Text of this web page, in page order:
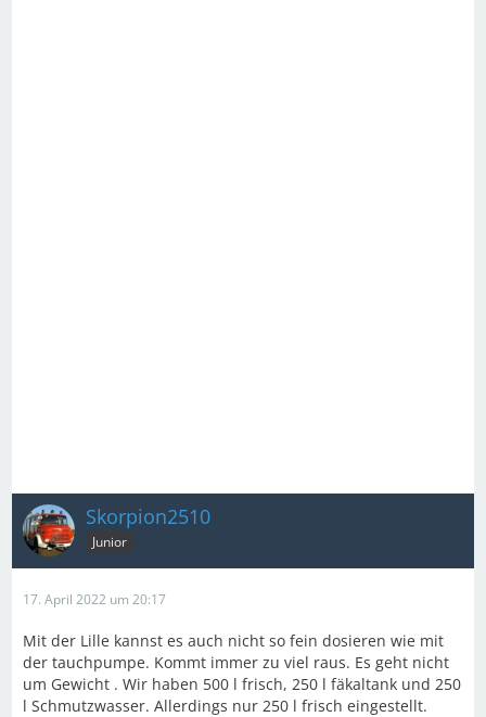
Skorpion2510
Junior
17. April 2022 um 20:17
Mit der Lille kannst es auch nicht so fein dosieren wie mit
der tauchpumpe. Kommt immer zu viel raus. Es geht nicht
um Gewicht . Wir haben 500 l frisch, 250 l fäkaltank und 250
l Schmutzwasser. Allerdings nur 250 l frisch eingestellt.